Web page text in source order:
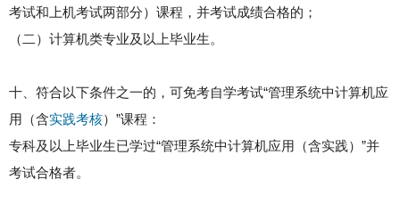
考试和上机考试两部分）课程，并考试成绩合格的；
（二）计算机类专业及以上毕业生。
十、符合以下条件之一的，可免考自学考试“管理系统中计算机应
用（含实践考核）”课程：
专科及以上毕业生已学过“管理系统中计算机应用（含实践）”并
考试合格者。